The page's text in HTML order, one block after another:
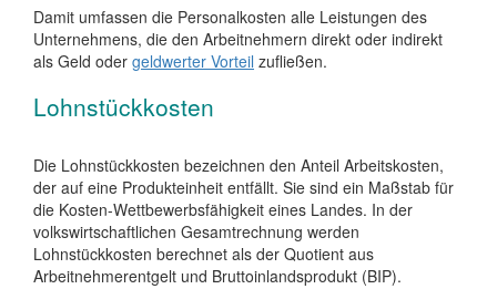
Damit umfassen die Personalkosten alle Leistungen des
Unternehmens, die den Arbeitnehmern direkt oder indirekt
als Geld oder geldwerter Vorteil zufließen.
Lohnstückkosten
Die Lohnstückkosten bezeichnen den Anteil Arbeitskosten,
der auf eine Produkteinheit entfällt. Sie sind ein Maßstab für
die Kosten-Wettbewerbsfähigkeit eines Landes. In der
volkswirtschaftlichen Gesamtrechnung werden
Lohnstückkosten berechnet als der Quotient aus
Arbeitnehmerentgelt und Bruttoinlandsprodukt (BIP).